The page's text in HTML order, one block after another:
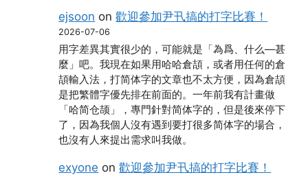
ejsoon on歡迎參加尹卂搞的打字比賽！
2026-07-06
用字差異其實很少的，可能就是「為爲、什么―甚
麼」吧。我現在如果用哈哈倉頡，或者用任何的倉
頡輸入法，打简体字的文章也不太方便，因為倉頡
是把繁體字優先排在前面的。一年前我有計畫做
「哈简仓颉」，專門針對简体字的，但是後來停下
了，因為我個人沒有遇到要打很多简体字的場合，
也沒有人來提出需求叫我做。
exyone on歡迎參加尹卂搞的打字比賽！